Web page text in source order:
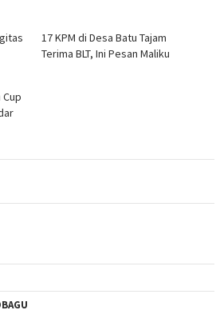
17 KPM di Desa Batu Tajam
Terima BLT, Ini Pesan Maliku